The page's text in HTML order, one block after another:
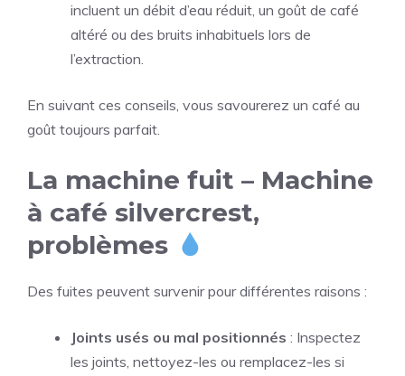
incluent un débit d’eau réduit, un goût de café
altéré ou des bruits inhabituels lors de
l’extraction.
En suivant ces conseils, vous savourerez un café au
goût toujours parfait.
La machine fuit – Machine
à café silvercrest,
problèmes
Des fuites peuvent survenir pour différentes raisons :
Joints usés ou mal positionnés : Inspectez
les joints, nettoyez-les ou remplacez-les si